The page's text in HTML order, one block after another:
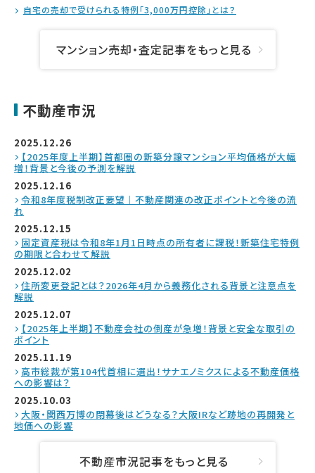
自宅の売却で受けられる特例「3,000万円控除」とは？
マンション売却・査定記事をもっと見る
不動産市況
2025.12.26
【2025年度上半期】首都圏の新築分譲マンション平均価格が大幅
増！背景と今後の予測を解説
2025.12.16
令和8年度税制改正要望｜不動産関連の改正ポイントと今後の流
れ
2025.12.15
固定資産税は令和8年1月1日時点の所有者に課税！新築住宅特例
の期限と合わせて解説
2025.12.02
住所変更登記とは？2026年4月から義務化される背景と注意点を
解説
2025.12.07
【2025年上半期】不動産会社の倒産が急増！背景と安全な取引の
ポイント
2025.11.19
高市総裁が第104代首相に選出！サナエノミクスによる不動産価格
への影響は？
2025.10.03
大阪・関西万博の閉幕後はどうなる？大阪IRなど跡地の再開発と
地価への影響
不動産市況記事をもっと見る